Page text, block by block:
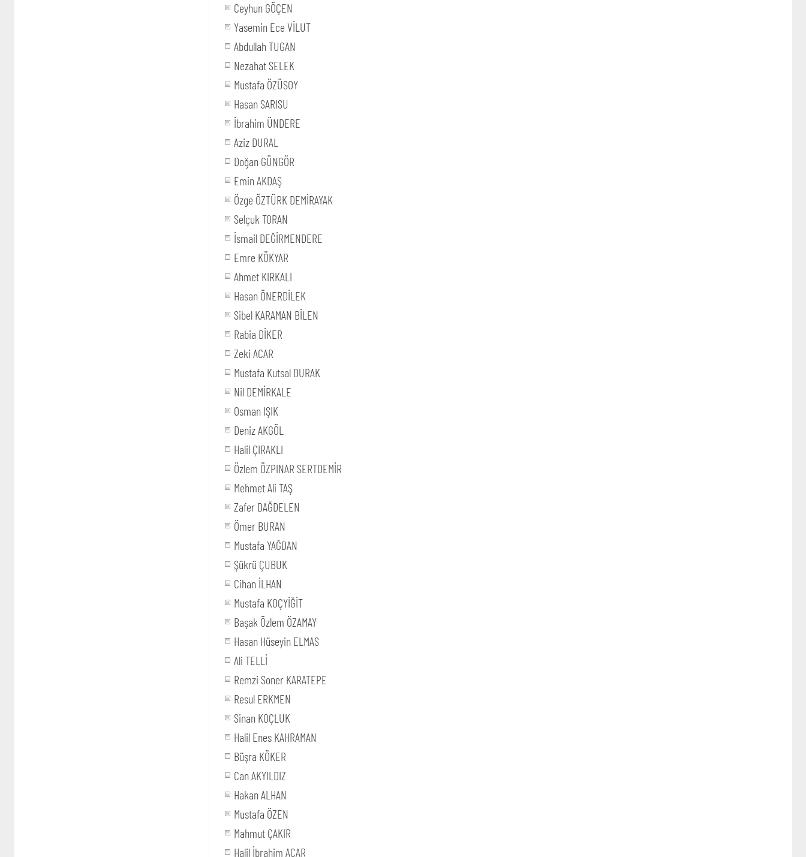
Ceyhun GÖÇEN
Yasemin Ece VİLUT
Abdullah TUGAN
Nezahat SELEK
Mustafa ÖZÜSOY
Hasan SARISU
İbrahim ÜNDERE
Aziz DURAL
Doğan GÜNGÖR
Emin AKDAŞ
Özge ÖZTÜRK DEMİRAYAK
Selçuk TORAN
İsmail DEĞİRMENDERE
Emre KÖKYAR
Ahmet KIRKALI
Hasan ÖNERDİLEK
Sibel KARAMAN BİLEN
Rabia DİKER
Zeki ACAR
Mustafa Kutsal DURAK
Nil DEMİRKALE
Osman IŞIK
Deniz AKGÖL
Halil ÇIRAKLI
Özlem ÖZPINAR SERTDEMİR
Mehmet Ali TAŞ
Zafer DAĞDELEN
Ömer BURAN
Mustafa YAĞDAN
Şükrü ÇUBUK
Cihan İLHAN
Mustafa KOÇYİĞİT
Başak Özlem ÖZAMAY
Hasan Hüseyin ELMAS
Ali TELLİ
Remzi Soner KARATEPE
Resul ERKMEN
Sinan KOÇLUK
Halil Enes KAHRAMAN
Büşra KÖKER
Can AKYILDIZ
Hakan ALHAN
Mustafa ÖZEN
Mahmut ÇAKIR
Halil İbrahim ACAR